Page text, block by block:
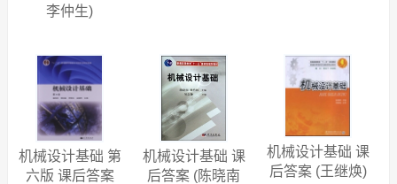
李仲生)
机械设计基础 第
六版 课后答案
机械设计基础 课
后答案 (陈晓南
机械设计基础 课
后答案 (王继焕)